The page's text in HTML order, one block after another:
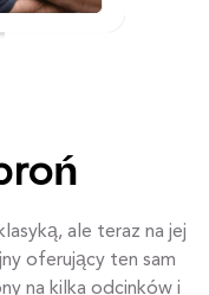
ale teraz na jej
oferujący ten sam
na kilka odcinków i